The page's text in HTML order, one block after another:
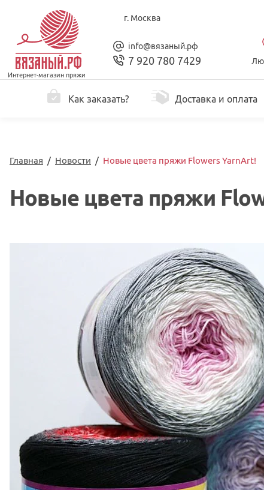
Интернет-магазин пряжи
г. Москва
info@вязаный.рф
7 920 780 7429
Как заказать? Доставка и оплата
Главная / Новости / Новые цвета пряжи Flowers YarnArt!
Новые цвета пряжи